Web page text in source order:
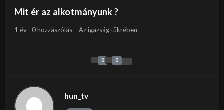
Mit ér az alkotmányunk ?
1 év 0 hozzászólás Az igazság tükrében
0 0
hun_tv